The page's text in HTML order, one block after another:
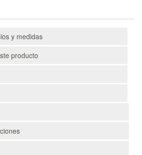
y medidas
producto